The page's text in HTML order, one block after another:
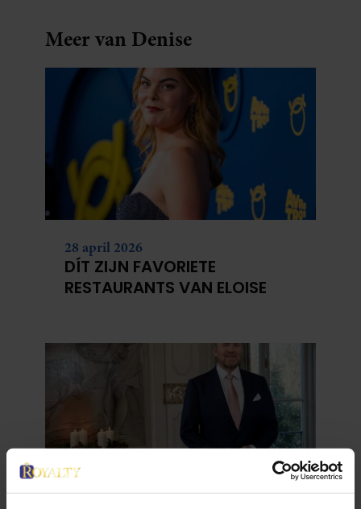
Meer van Denise
28 april 2026
DÍT ZIJN FAVORIETE
RESTAURANTS VAN ELOISE